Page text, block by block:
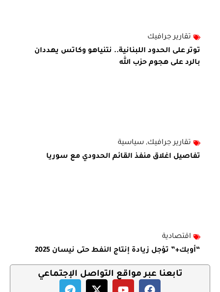
تقارير جرافيك
توتر على الحدود اللبنانية.. نتنياهو وكاتس يهددان
بالرد على هجوم حزب الله
تقارير جرافيك, سياسية
تفاصيل اغلاق منفذ القائم الحدودي مع سوريا
اقتصادية
“أوبك+” تؤجل زيادة إنتاج النفط حتى نيسان 2025
تابعنا عبر مواقع التواصل الإجتماعي